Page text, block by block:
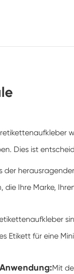
Dies ist
der
die Ihre Marke,
Etikett für eine
Mit